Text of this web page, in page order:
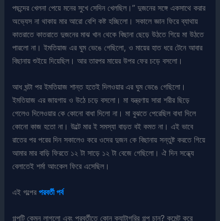
পছন্দের খেলনা পেয়ে মনের সুখে সেদিন খেলছিল।” দুজনের সঙ্গে একসাথে করার
অভ্যেস না থাকায় মার আরো বেশি কষ্ট হচ্ছিলো। সকালে জ্ঞান ফিরে ব্যাথায়
কাতরাতে কাতরাতে দুজনের মাঝ খান থেকে বিছানা ছেড়ে উঠতে গিয়ে মা উঠতে
পারলো না। ইমতিয়াজ এর ঘুম ভেঙে গেছিলো, ও মায়ের হাত ধরে টেনে আবার
বিছানায় শুইয়ে দিয়েছিল। আর তারপর মায়ের উপর ফের চড়ে বসলো।
আধ ঘন্টা পর ইমতিয়াজ শান্ত হতেই দিলওয়ার এর ঘুম ভেঙে গেছিলো।
ইমতিয়াজ এর জায়গায় ও উঠে চড়ে বসলো। মা যন্ত্রণায় সারা শরীর ছিড়ে
গেলেও দিলেওয়ার কে কোনো বাধা দিলো না। মা বুঝতে পেরেছিল বাধা দিলে
কোনো কাজ হতো না। উল্টে মার ই সমস্যা বাড়ত বই কমত না। এই ভাবে
রাতের পর পরের দিন সকালেও করে ওদের দুজন কে বিছানায় সন্তুষ্ট করতে গিয়ে
আমার মার বাড়ি ফিরতে ১২ টা সাড়ে ১২ টা বেজে গেছিলো। ঐ দিন সন্ধ্যে
বেলাতেই শর্মা আংকেল ফিরে এসেছিল।
এই গল্পেরপরবর্তী পর্ব
গল্পটি কেমন লাগলো এবং পরবর্তীতে কোন ক্যাটাগরির গল্প চান? কমেন্ট করে